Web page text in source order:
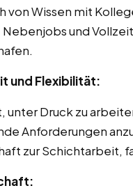
von Wissen mit
Nebenjobs und
und Flexibilität:
unter Druck zu
Anforderungen
zur Schichtarbeit,